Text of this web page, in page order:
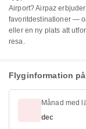
Airport? Airpaz
favoritdestinationer —
eller en ny plats att
resa.
Flyginformation
Månad med
dec